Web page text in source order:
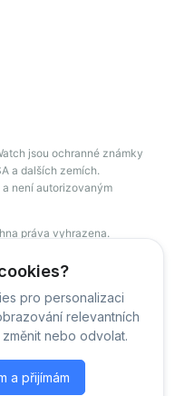
pro personalizaci
relevantních
nebo odvolat.
a přijímám
jsou ochranné známky
a dalších zemích.
není autorizovaným
práva vyhrazena.
vyhrazena.